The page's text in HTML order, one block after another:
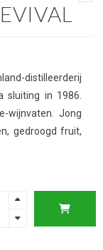
distilleerderij
sluiting in 1986.
wijnvaten. Jong
gedroogd fruit,